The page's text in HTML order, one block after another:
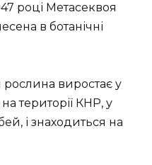
році Метасеквоя
в ботанічні
виростає у
території КНР, у
і знаходиться на